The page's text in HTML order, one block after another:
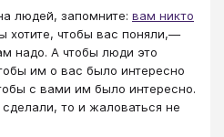
людей, запомните: вам никто
хотите, чтобы вас поняли,—
надо. А чтобы люди это
им о вас было интересно
с вами им было интересно.
то и жаловаться не